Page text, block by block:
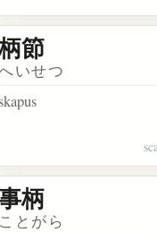
kosakata 柄振
節
いせつ
kosakata 身柄
柄
ことがら